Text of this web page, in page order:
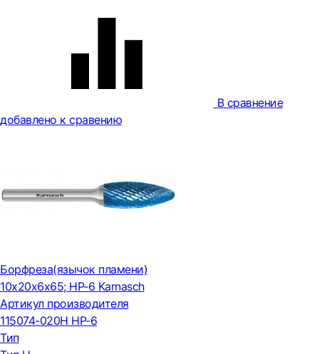
В сравнение
добавлено к сравению
Борфреза(язычок пламени)
10x20x6x65; HP-6 Karnasch
Артикул производителя
115074-020H HP-6
Тип